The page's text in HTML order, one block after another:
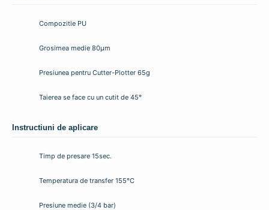
Compozitie PU
Grosimea medie 80µm
Presiunea pentru Cutter-Plotter 65g
Taierea se face cu un cutit de 45°
Instructiuni de aplicare
Timp de presare 15sec.
Temperatura de transfer 155°C
Presiune medie (3/4 bar)